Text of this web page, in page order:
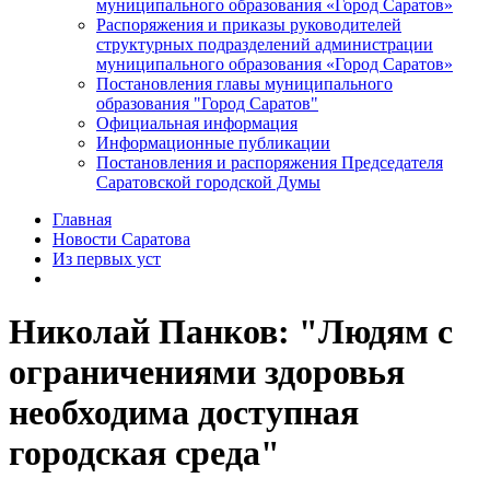
муниципального образования «Город Саратов»
Распоряжения и приказы руководителей
структурных подразделений администрации
муниципального образования «Город Саратов»
Постановления главы муниципального
образования "Город Саратов"
Официальная информация
Информационные публикации
Постановления и распоряжения Председателя
Саратовской городской Думы
Главная
Новости Саратова
Из пеpвых уст
Николай Панков: "Людям с
ограничениями здоровья
необходима доступная
городская среда"